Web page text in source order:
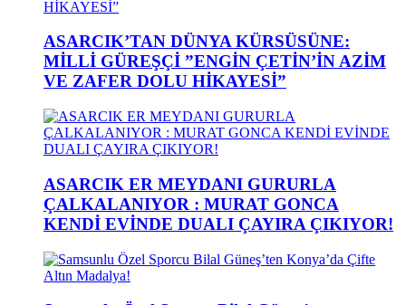
ASARCIK’TAN DÜNYA KÜRSÜSÜNE:
MİLLİ GÜREŞÇİ ”ENGİN ÇETİN’İN AZİM
VE ZAFER DOLU HİKAYESİ”
ASARCIK ER MEYDANI GURURLA
ÇALKALANIYOR : MURAT GONCA
KENDİ EVİNDE DUALI ÇAYIRA ÇIKIYOR!